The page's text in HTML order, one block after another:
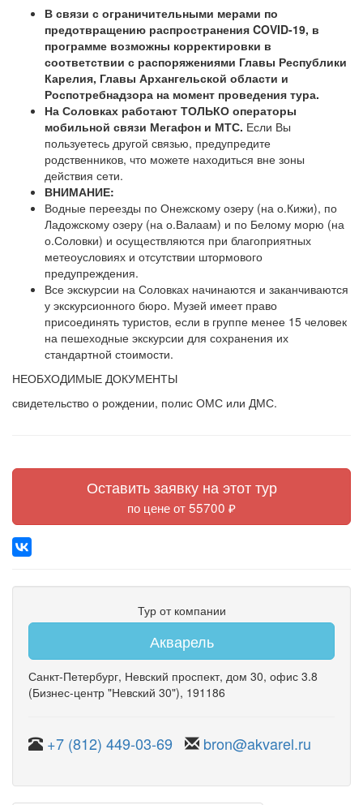
В связи с ограничительными мерами по
предотвращению распространения COVID-19, в
программе возможны корректировки в
соответствии с распоряжениями Главы Республики
Карелия, Главы Архангельской области и
Роспотребнадзора на момент проведения тура.
На Соловках работают ТОЛЬКО операторы
мобильной связи Мегафон и МТС. Если Вы
пользуетесь другой связью, предупредите
родственников, что можете находиться вне зоны
действия сети.
ВНИМАНИЕ:
Водные переезды по Онежскому озеру (на о.Кижи), по
Ладожскому озеру (на о.Валаам) и по Белому морю (на
о.Соловки) и осуществляются при благоприятных
метеоусловиях и отсутствии штормового
предупреждения.
Все экскурсии на Соловках начинаются и заканчиваются
у экскурсионного бюро. Музей имеет право
присоединять туристов, если в группе менее 15 человек
на пешеходные экскурсии для сохранения их
стандартной стоимости.
НЕОБХОДИМЫЕ ДОКУМЕНТЫ
свидетельство о рождении, полис ОМС или ДМС.
Оставить заявку на этот тур
по цене от 55700 ₽
Тур от компании
Акварель
Санкт-Петербург, Невский проспект, дом 30, офис 3.8
(Бизнес-центр "Невский 30"), 191186
+7 (812) 449-03-69 bron@akvarel.ru